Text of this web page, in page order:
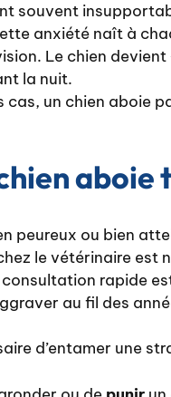
souvent
anxiété naît à
Le chien
la nuit.
cas, un chien aboie
aboie
peureux ou bien
le vétérinaire est
rapide
au fil des
d’entamer une